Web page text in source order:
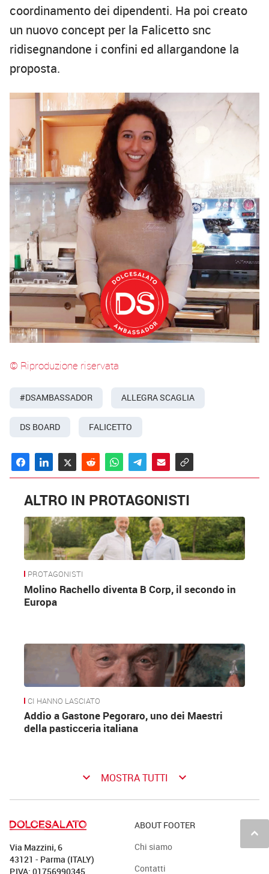
coordinamento dei dipendenti. Ha poi creato
un nuovo concept per la Falicetto snc
ridisegnandone i confini ed allargandone la
proposta.
© Riproduzione riservata
#DSAMBASSADOR ALLEGRA SCAGLIA
DS BOARD FALICETTO
ALTRO IN PROTAGONISTI
PROTAGONISTI
Molino Rachello diventa B Corp, il secondo in
Europa
CI HANNO LASCIATO
Addio a Gastone Pegoraro, uno dei Maestri
della pasticceria italiana
keyboard_arrow_down MOSTRA TUTTI keyboard_arrow_down
keyboard_arrow_up
Via Mazzini, 6
43121 - Parma (ITALY)
P.IVA: 01756990345
ABOUT FOOTER
Chi siamo
Contatti